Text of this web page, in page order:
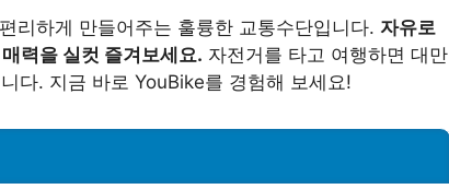
리하게 만들어주는 훌륭한 교통수단입니다. 자유로
력을 실컷 즐겨보세요. 자전거를 타고 여행하면 대만
다. 지금 바로 YouBike를 경험해 보세요!